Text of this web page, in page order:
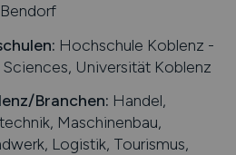
Hochschule Koblenz -
Universität Koblenz
/Branchen: Handel,
Maschinenbau,
Logistik, Tourismus,